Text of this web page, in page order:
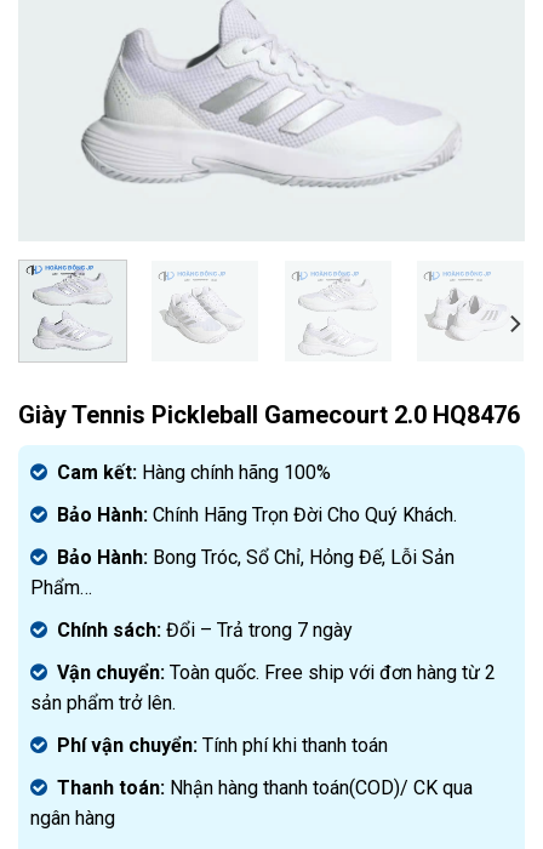
Giày Tennis Pickleball Gamecourt 2.0 HQ8476
Cam kết: Hàng chính hãng 100%
Bảo Hành: Chính Hãng Trọn Đời Cho Quý Khách.
Bảo Hành: Bong Tróc, Sổ Chỉ, Hỏng Đế, Lỗi Sản
Phẩm…
Chính sách: Đổi – Trả trong 7 ngày
Vận chuyển: Toàn quốc. Free ship với đơn hàng từ 2
sản phẩm trở lên.
Phí vận chuyển: Tính phí khi thanh toán
Thanh toán: Nhận hàng thanh toán(COD)/ CK qua
ngân hàng